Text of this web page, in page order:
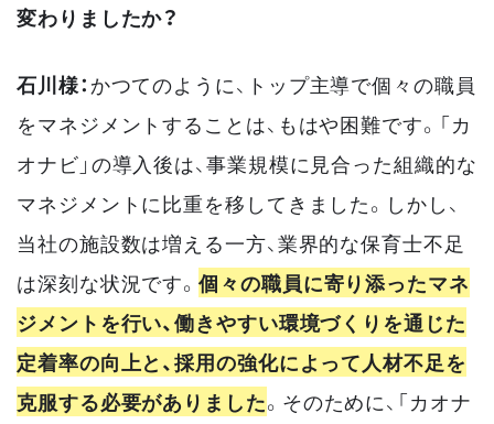
変わりましたか？
石川様：かつてのように、トップ主導で個々の職員
をマネジメントすることは、もはや困難です。「カ
オナビ」の導入後は、事業規模に見合った組織的な
マネジメントに比重を移してきました。しかし、
当社の施設数は増える一方、業界的な保育士不足
は深刻な状況です。個々の職員に寄り添ったマネ
ジメントを行い、働きやすい環境づくりを通じた
定着率の向上と、採用の強化によって人材不足を
克服する必要がありました。そのために、「カオナ